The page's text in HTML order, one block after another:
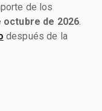
de los
octubre de 2026
después de la